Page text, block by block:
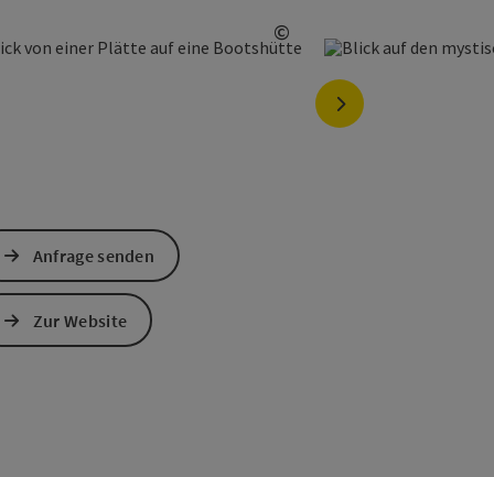
öffnen
©
Copyright öffnen
nächstes Element
Anfrage senden
Zur Website